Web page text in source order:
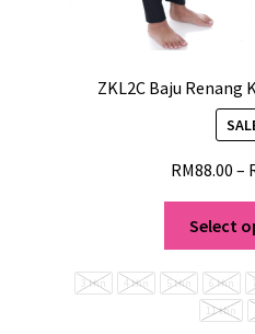
ZKL2C Baju Renang
RM88.00 –
Select
3 thn 4 thn 5 thn 6 thn
11 thn